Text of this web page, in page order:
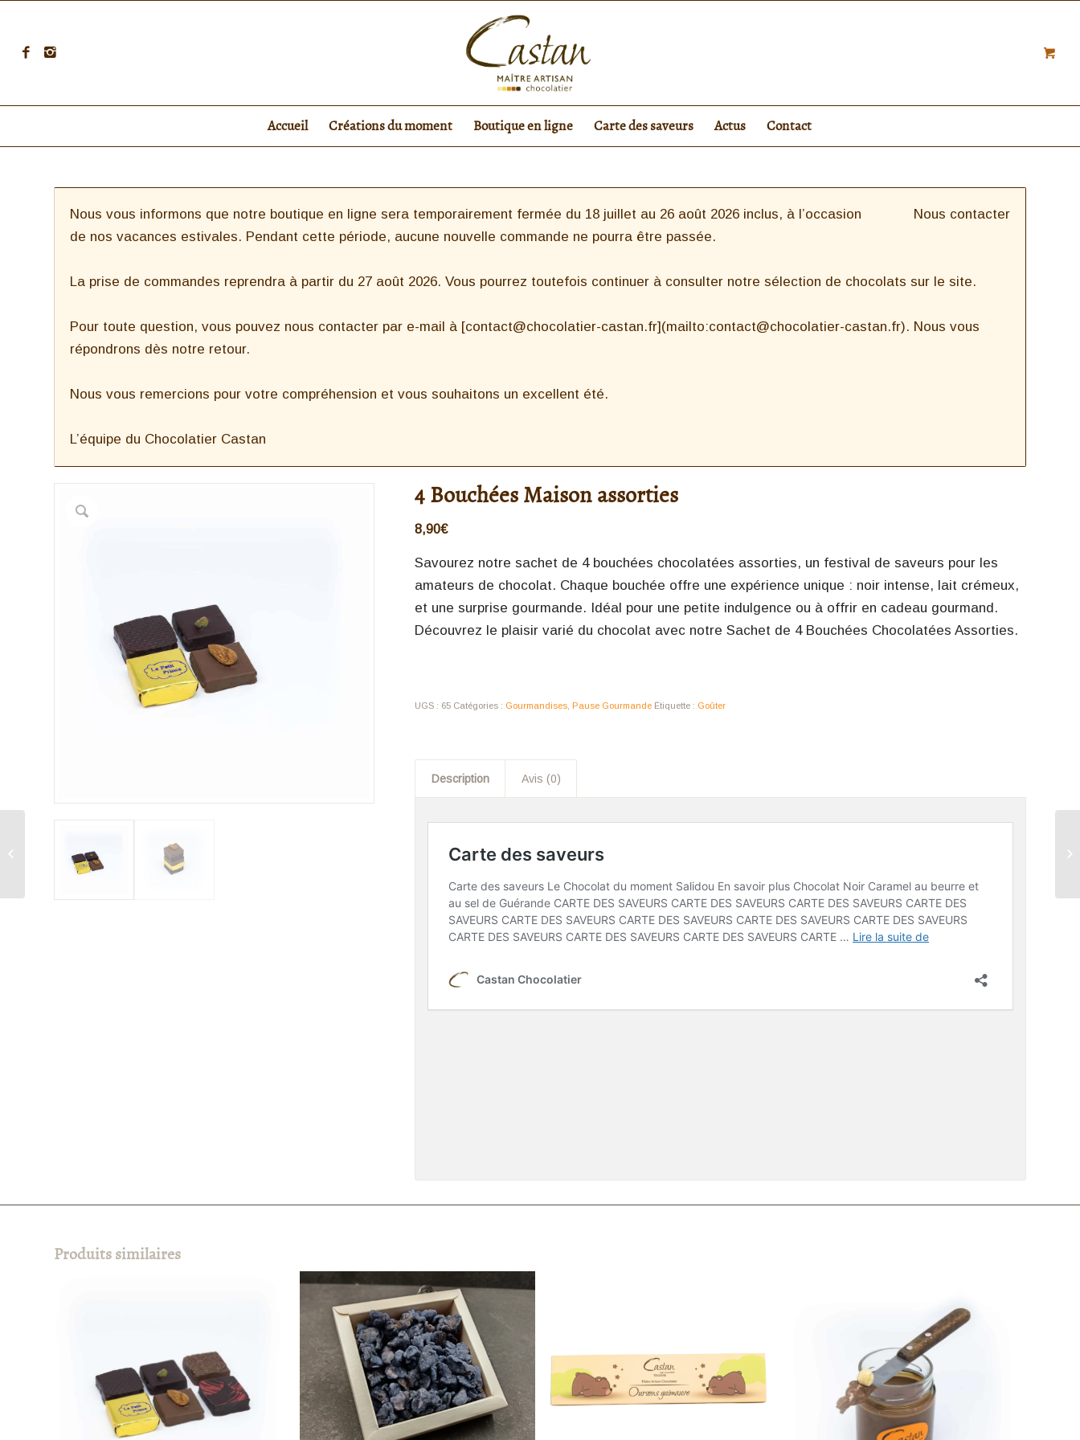
Accueil Créations du moment Boutique en ligne Carte des saveurs Actus Contact
Nous contacter
Nous vous informons que notre boutique en ligne sera temporairement fermée du 18 juillet au 26 août 2026 inclus, à l’occasion
de nos vacances estivales. Pendant cette période, aucune nouvelle commande ne pourra être passée.
La prise de commandes reprendra à partir du 27 août 2026. Vous pourrez toutefois continuer à consulter notre sélection de chocolats sur le site.
Pour toute question, vous pouvez nous contacter par e-mail à [contact@chocolatier-castan.fr](mailto:contact@chocolatier-castan.fr). Nous vous
répondrons dès notre retour.
Nous vous remercions pour votre compréhension et vous souhaitons un excellent été.
L’équipe du Chocolatier Castan
4 Bouchées Maison assorties
8,90€
Savourez notre sachet de 4 bouchées chocolatées assorties, un festival de saveurs pour les
amateurs de chocolat. Chaque bouchée offre une expérience unique : noir intense, lait crémeux,
et une surprise gourmande. Idéal pour une petite indulgence ou à offrir en cadeau gourmand.
Découvrez le plaisir varié du chocolat avec notre Sachet de 4 Bouchées Chocolatées Assorties.
UGS : 65 Catégories : Gourmandises Pause Gourmande Étiquette : Goûter
Description Avis (0)
Produits similaires
Grands Crus 270g